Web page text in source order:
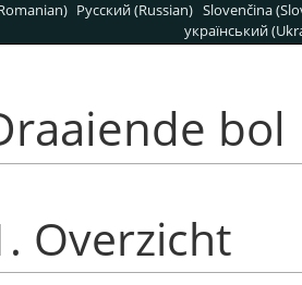
Pусский (Russian) Slovenčina
український
bol
Overzicht